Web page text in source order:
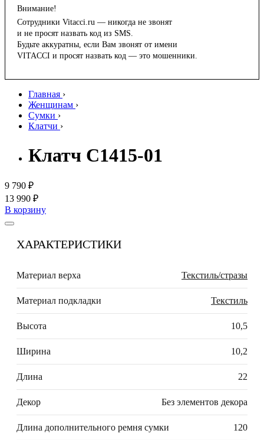
Внимание!
Сотрудники Vitacci.ru — никогда не звонят
и не просят назвать код из SMS.
Будьте аккуратны, если Вам звонят от имени
VITACCI и просят назвать код — это мошенники.
Главная ›
Женщинам ›
Сумки ›
Клатчи ›
Клатч C1415-01
9 790 ₽
13 990 ₽
В корзину
ХАРАКТЕРИСТИКИ
Материал верха Текстиль/стразы
Материал подкладки Текстиль
Высота 10,5
Ширина 10,2
Длина 22
Декор Без элементов декора
Длина дополнительного ремня сумки 120